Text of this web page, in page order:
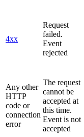
4xx
Request
failed.
Event
rejected
Any other
HTTP
code or
connection
error
The request
cannot be
accepted at
this time.
Event is not
accepted